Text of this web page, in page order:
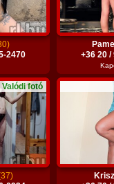
2470
+36 20 /
Valódi fotó